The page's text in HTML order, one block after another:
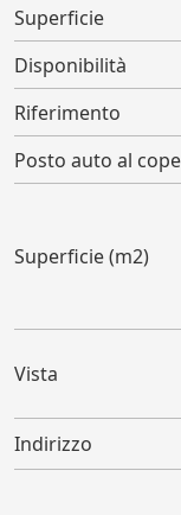
Superficie
Disponibilità
Riferimento
Posto auto al
Superficie (m2)
Vista
Indirizzo